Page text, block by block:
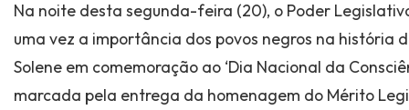
Na noite desta segunda-feira (20), o Poder
uma vez a importância dos povos negros na história
Solene em comemoração ao ‘Dia Nacional da
marcada pela entrega da homenagem do Mérito